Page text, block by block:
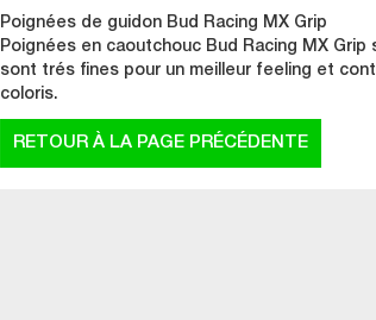
Poignées de guidon Bud Racing MX Grip
Poignées en caoutchouc Bud Racing MX
sont trés fines pour un meilleur feeling et
coloris.